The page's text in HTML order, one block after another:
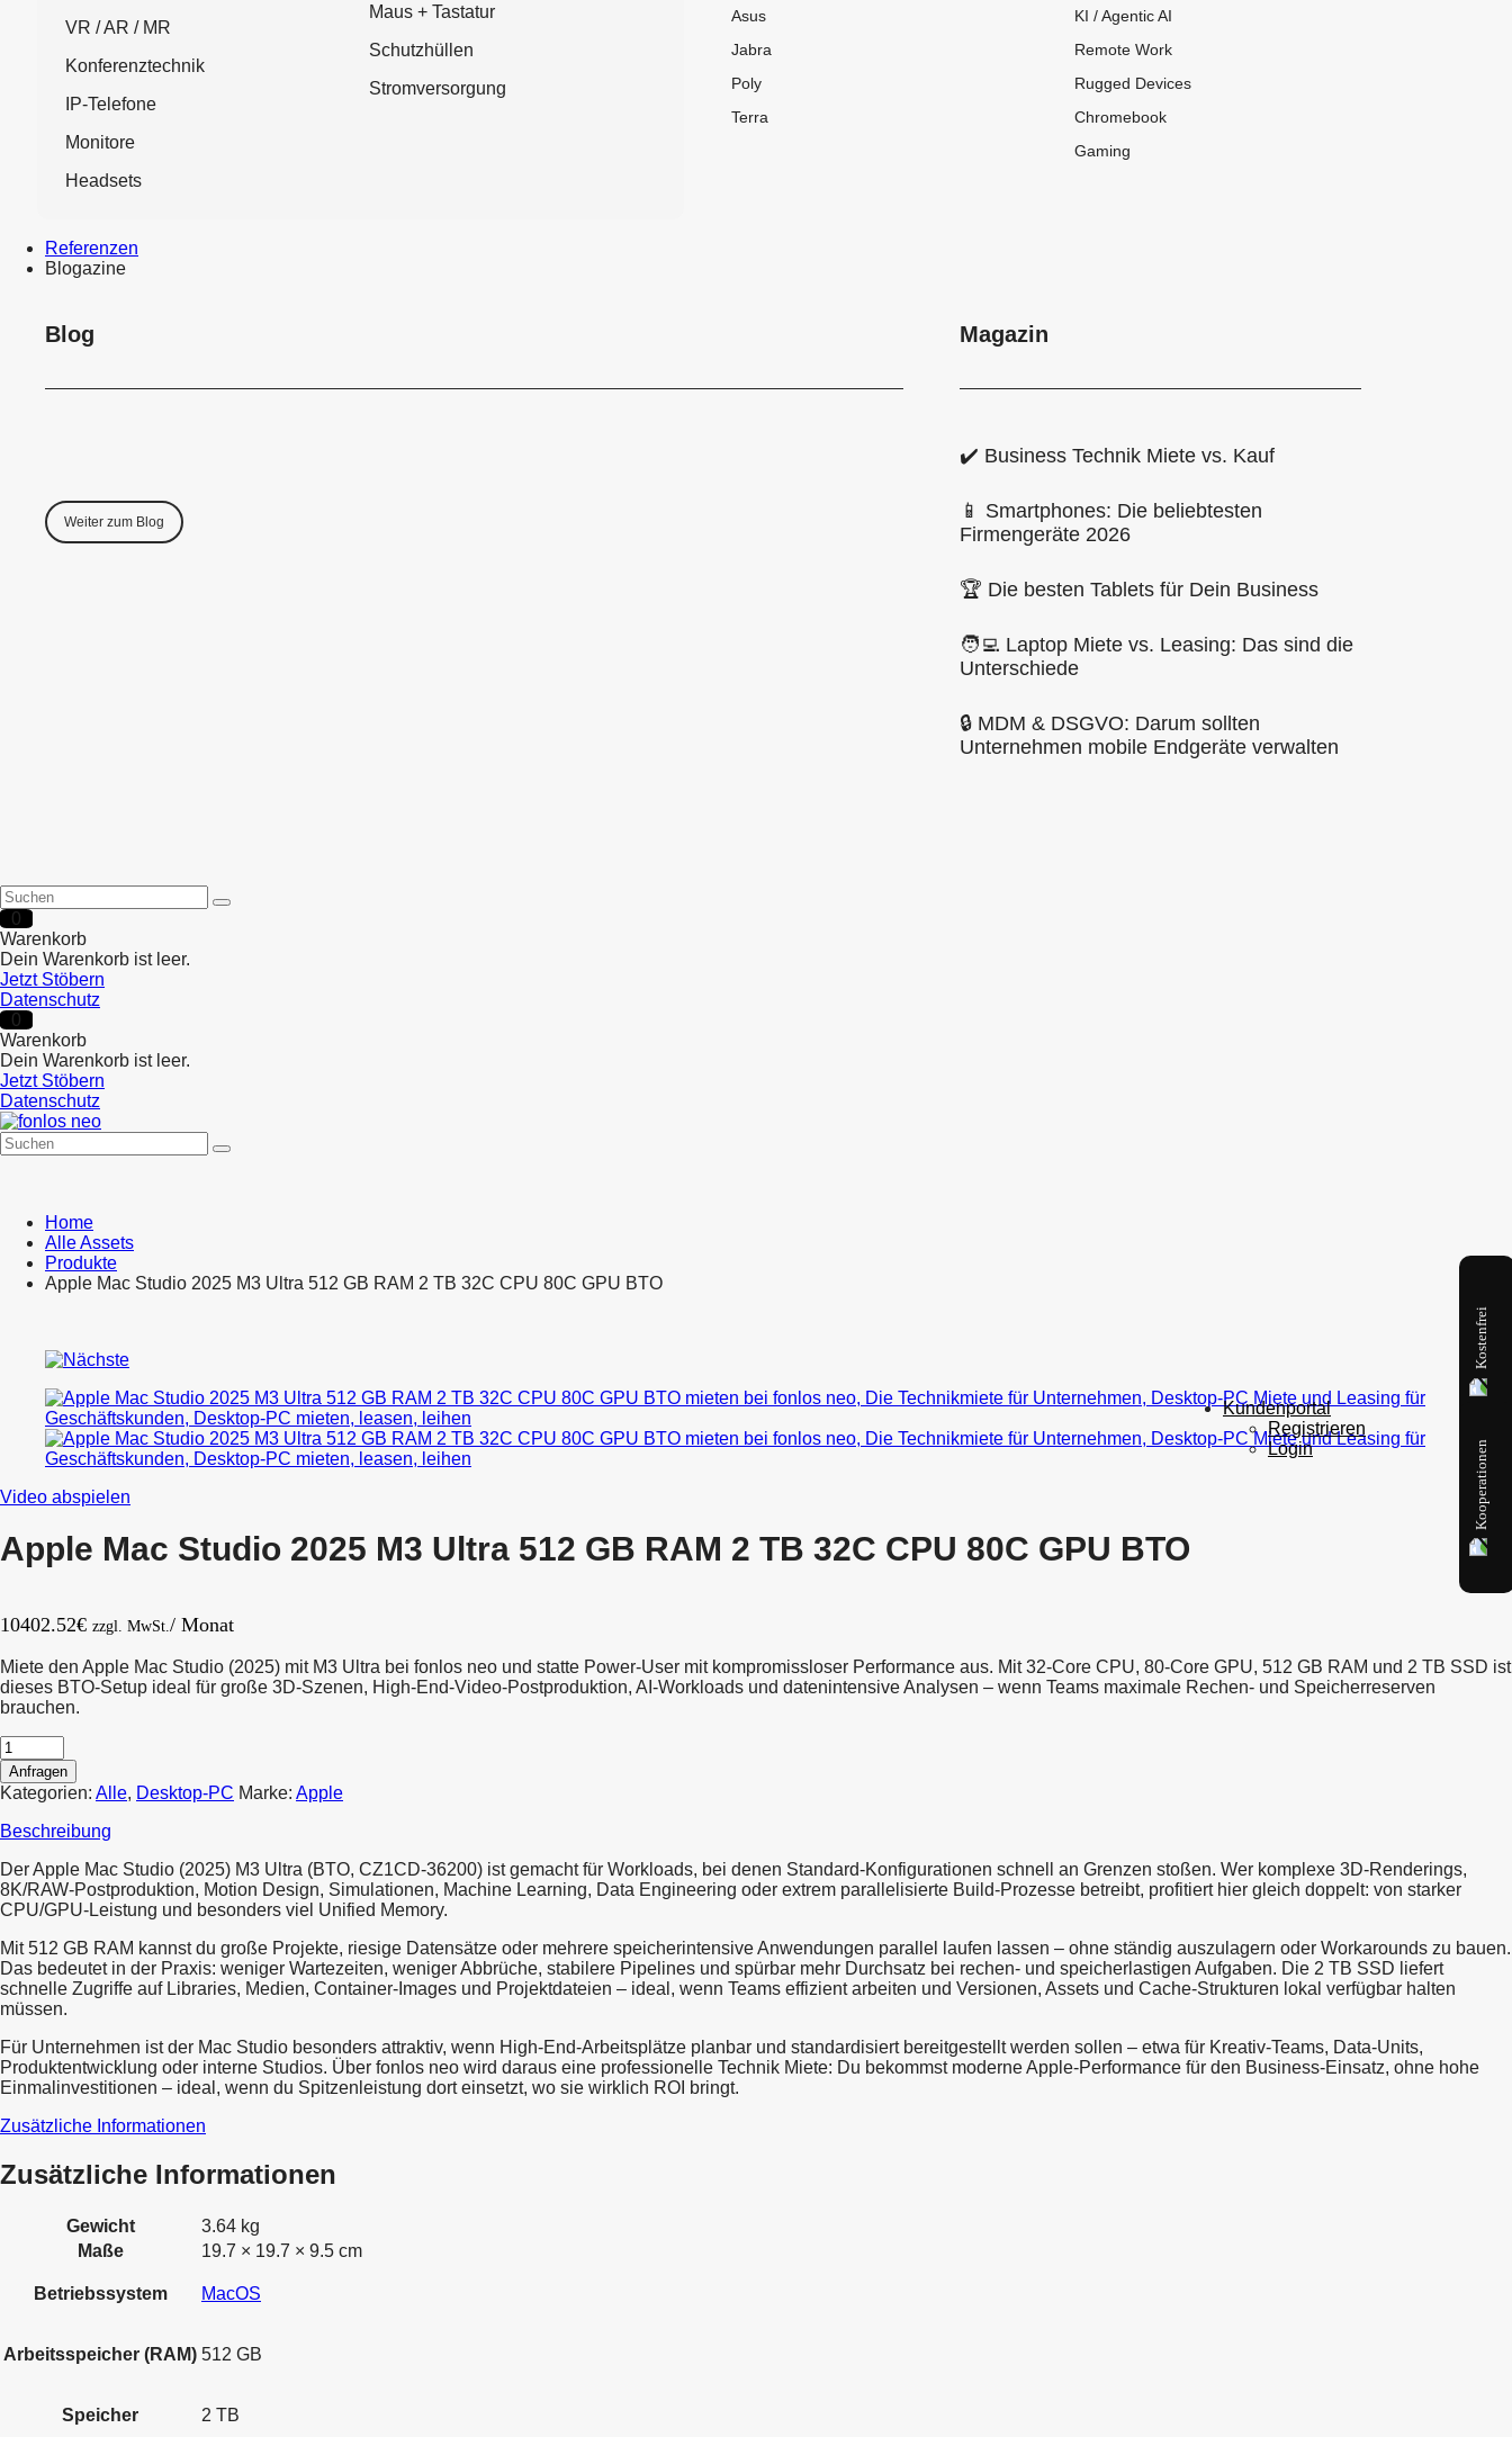
Kostenfrei
Kooperationen
VR / AR / MR
Konferenztechnik
IP-Telefone
Monitore
Headsets
Maus + Tastatur
Schutzhüllen
Stromversorgung
Asus
Jabra
Poly
Terra
KI / Agentic AI
Remote Work
Rugged Devices
Chromebook
Gaming
Referenzen
Blogazine
Blog
Weiter zum Blog
Magazin
✔️ Business Technik Miete vs. Kauf
📱 Smartphones: Die beliebtesten
Firmengeräte 2026
🏆 Die besten Tablets für Dein Business
🧑‍💻 Laptop Miete vs. Leasing: Das sind die
Unterschiede
🔒 MDM & DSGVO: Darum sollten
Unternehmen mobile Endgeräte verwalten
Kundenportal
Registrieren
Login
0
Warenkorb
Dein Warenkorb ist leer.
Jetzt Stöbern
Datenschutz
0
Warenkorb
Dein Warenkorb ist leer.
Jetzt Stöbern
Datenschutz
Home
Alle Assets
Produkte
Apple Mac Studio 2025 M3 Ultra 512 GB RAM 2 TB 32C CPU 80C GPU BTO
Studio
2
32C
CPU
BTO
(EoL
Video abspielen
Apple Mac Studio 2025 M3 Ultra 512 GB RAM 2 TB 32C CPU 80C GPU BTO
10402.52€ zzgl. MwSt./ Monat
Miete den Apple Mac Studio (2025) mit M3 Ultra bei fonlos neo und statte Power-User mit kompromissloser Performance aus. Mit 32-Core CPU, 80-Core GPU, 512 GB RAM und 2 TB SSD ist
dieses BTO-Setup ideal für große 3D-Szenen, High-End-Video-Postproduktion, AI-Workloads und datenintensive Analysen – wenn Teams maximale Rechen- und Speicherreserven
brauchen.
Anfragen
Kategorien: Alle, Desktop-PC Marke: Apple
Beschreibung
Der Apple Mac Studio (2025) M3 Ultra (BTO, CZ1CD-36200) ist gemacht für Workloads, bei denen Standard-Konfigurationen schnell an Grenzen stoßen. Wer komplexe 3D-Renderings,
8K/RAW-Postproduktion, Motion Design, Simulationen, Machine Learning, Data Engineering oder extrem parallelisierte Build-Prozesse betreibt, profitiert hier gleich doppelt: von starker
CPU/GPU-Leistung und besonders viel Unified Memory.
Mit 512 GB RAM kannst du große Projekte, riesige Datensätze oder mehrere speicherintensive Anwendungen parallel laufen lassen – ohne ständig auszulagern oder Workarounds zu bauen.
Das bedeutet in der Praxis: weniger Wartezeiten, weniger Abbrüche, stabilere Pipelines und spürbar mehr Durchsatz bei rechen- und speicherlastigen Aufgaben. Die 2 TB SSD liefert
schnelle Zugriffe auf Libraries, Medien, Container-Images und Projektdateien – ideal, wenn Teams effizient arbeiten und Versionen, Assets und Cache-Strukturen lokal verfügbar halten
müssen.
Für Unternehmen ist der Mac Studio besonders attraktiv, wenn High-End-Arbeitsplätze planbar und standardisiert bereitgestellt werden sollen – etwa für Kreativ-Teams, Data-Units,
Produktentwicklung oder interne Studios. Über fonlos neo wird daraus eine professionelle Technik Miete: Du bekommst moderne Apple-Performance für den Business-Einsatz, ohne hohe
Einmalinvestitionen – ideal, wenn du Spitzenleistung dort einsetzt, wo sie wirklich ROI bringt.
Zusätzliche Informationen
Zusätzliche Informationen
Gewicht
3.64 kg
Maße
19.7 × 19.7 × 9.5 cm
Betriebssystem MacOS
Arbeitsspeicher (RAM) 512 GB
Speicher 2 TB